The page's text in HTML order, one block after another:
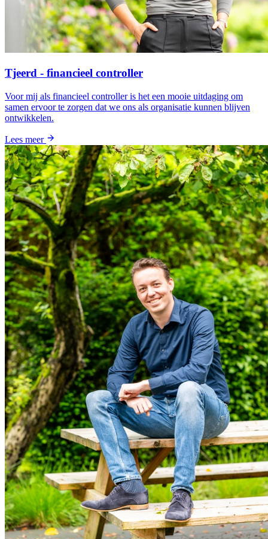
Tjeerd - financieel controller
Voor mij als financieel controller is het een mooie uitdaging om
samen ervoor te zorgen dat we ons als organisatie kunnen blijven
ontwikkelen.
Lees meer